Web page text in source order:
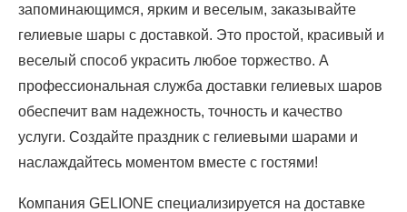
запоминающимся, ярким и веселым, заказывайте
гелиевые шары с доставкой. Это простой, красивый и
веселый способ украсить любое торжество. А
профессиональная служба доставки гелиевых шаров
обеспечит вам надежность, точность и качество
услуги. Создайте праздник с гелиевыми шарами и
наслаждайтесь моментом вместе с гостями!
Компания GELIONE специализируется на доставке